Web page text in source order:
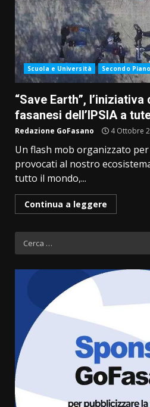
Scuola e Università Secondo Piano
“Save Earth”,
fasanesi dell’IPSIA a
Redazione GoFasano 4 Ottobre
Un flash mob organizzato
provocati al nostro
tutto il mondo,...
Continua a leggere
Ricerca
per:
Fasanese
da fuoco
6 Agosto 2026